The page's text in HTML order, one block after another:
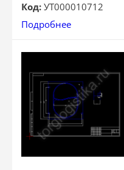
Код: УТ000010712
Подробнее